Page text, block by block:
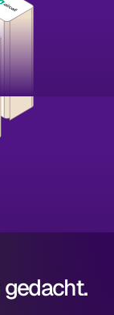
gedacht.